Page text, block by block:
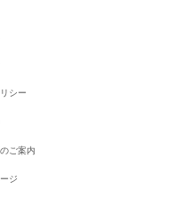
シー
ご案内
ジ